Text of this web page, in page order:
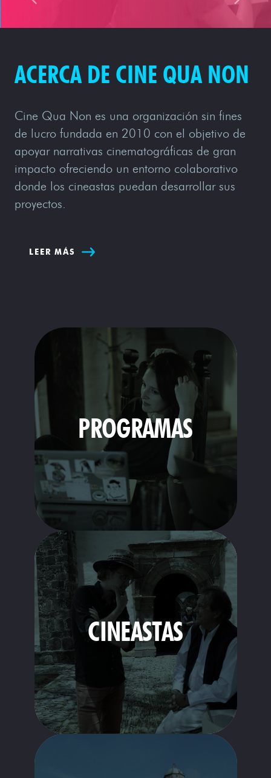
ACERCA DE CINE QUA NON
Cine Qua Non es una organización sin fines
de lucro fundada en 2010 con el objetivo de
apoyar narrativas cinematográficas de gran
impacto ofreciendo un entorno colaborativo
donde los cineastas puedan desarrollar sus
proyectos.
LEER MÁS
PROGRAMAS
CINEASTAS